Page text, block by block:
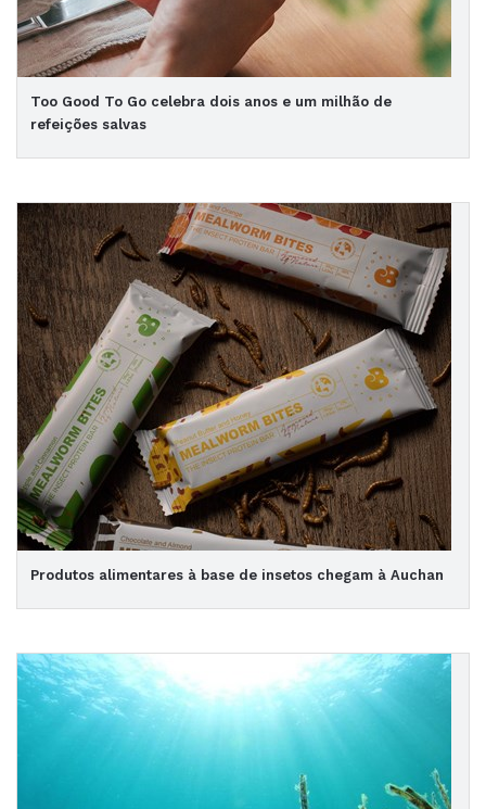
Too Good To Go celebra dois anos e um milhão de
refeições salvas
Produtos alimentares à base de insetos chegam à Auchan